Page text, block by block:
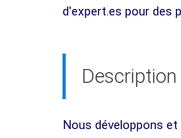
d'expert.es pour des
Nous développons